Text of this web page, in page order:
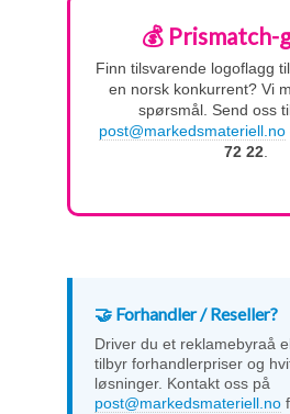
💰 Prismatch-
Finn tilsvarende logoflagg
en norsk konkurrent? Vi
spørsmål. Send oss
post@markedsmateriell.no
72 22.
🤝 Forhandler / Reseller?
Driver du et reklamebyraå
tilbyr forhandlerpriser og
løsninger. Kontakt oss på
post@markedsmateriell.no